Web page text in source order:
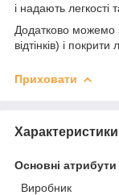
і надають легкості
Додатково можемо
відтінків) і
Приховати
Характеристики
Основні атрибути
Виробник